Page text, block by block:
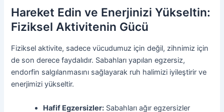
Hareket Edin ve Enerjinizi Yükseltin:
Fiziksel Aktivitenin Gücü
Fiziksel aktivite, sadece vücudumuz için değil, zihnimiz için
de son derece faydalıdır. Sabahları yapılan egzersiz,
endorfin salgılanmasını sağlayarak ruh halimizi iyileştirir ve
enerjimizi yükseltir.
Hafif Egzersizler: Sabahları ağır egzersizler